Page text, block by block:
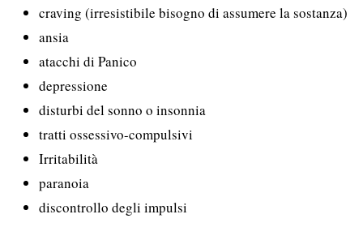
craving (irresistibile bisogno di assumere la sostanza)
ansia
atacchi di Panico
depressione
disturbi del sonno o insonnia
tratti ossessivo-compulsivi
Irritabilità
paranoia
discontrollo degli impulsi